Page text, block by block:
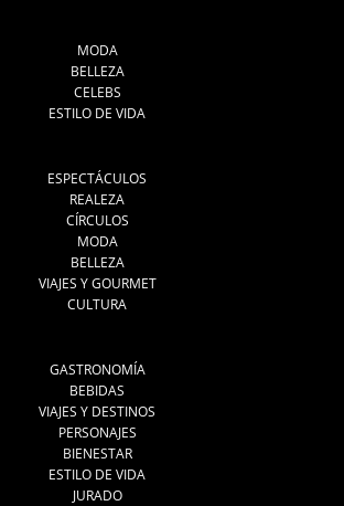
MODA
BELLEZA
CELEBS
ESTILO DE VIDA
ESPECTÁCULOS
REALEZA
CÍRCULOS
MODA
BELLEZA
VIAJES Y GOURMET
CULTURA
GASTRONOMÍA
BEBIDAS
VIAJES Y DESTINOS
PERSONAJES
BIENESTAR
ESTILO DE VIDA
JURADO